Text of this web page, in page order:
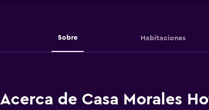
Sobre Habitaciones
Acerca de Casa Morales